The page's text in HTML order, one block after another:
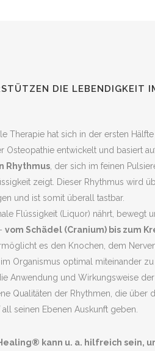
DIE LEBENDIGKEIT
Therapie hat sich in der ersten
Osteopathie entwickelt und basiert
Rhythmus , der sich im feinen
zeigt. Dieser Rhythmus wird
und ist somit überall tastbar.
Flüssigkeit (Liquor) nährt, bewegt
vom Schädel (Cranium) bis zum
es den Knochen, dem
Organismus optimal miteinander zu
Anwendung und Wirkungsweise
Qualitäten der Rhythmen, die über
seinen Ebenen Auskunft geben.
kann u. a. hilfreich sein,